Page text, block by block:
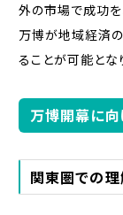
外の市場で成功を
万博が地域経済
ることが可能とな
万博開幕に
関東圏での